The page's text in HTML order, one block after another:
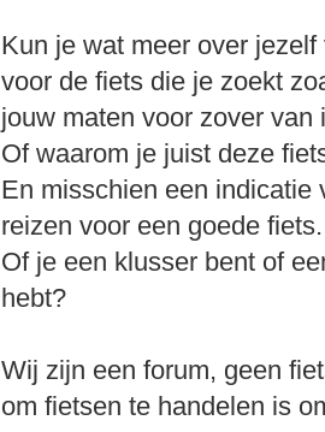
Kun je wat meer over
voor de fiets die je zoekt
jouw maten voor zover van
Of waarom je juist deze
En misschien een indicatie
reizen voor een goede fiets.
Of je een klusser bent of
hebt?
Wij zijn een forum, geen
om fietsen te handelen is